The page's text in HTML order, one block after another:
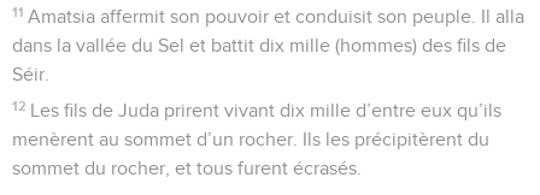
11 Amatsia affermit son pouvoir et conduisit son peuple. Il alla
dans la vallée du Sel et battit dix mille (hommes) des fils de
Séir.
12 Les fils de Juda prirent vivant dix mille d’entre eux qu’ils
menèrent au sommet d’un rocher. Ils les précipitèrent du
sommet du rocher, et tous furent écrasés.